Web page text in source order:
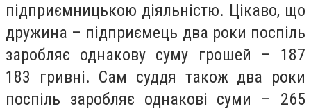
підприємницькою діяльністю. Цікаво, що
дружина – підприємець два роки поспіль
заробляє однакову суму грошей – 187
183 гривні. Сам суддя також два роки
поспіль заробляє однакові суми – 265